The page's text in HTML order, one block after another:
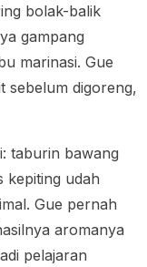
bolak-balik
gampang
marinasi. Gue
sebelum digoreng,
taburin bawang
kepiting udah
Gue pernah
aromanya
pelajaran